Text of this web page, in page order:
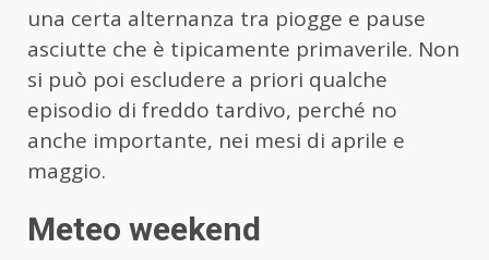
una certa alternanza tra piogge e pause
asciutte che è tipicamente primaverile. Non
si può poi escludere a priori qualche
episodio di freddo tardivo, perché no
anche importante, nei mesi di aprile e
maggio.
Meteo weekend